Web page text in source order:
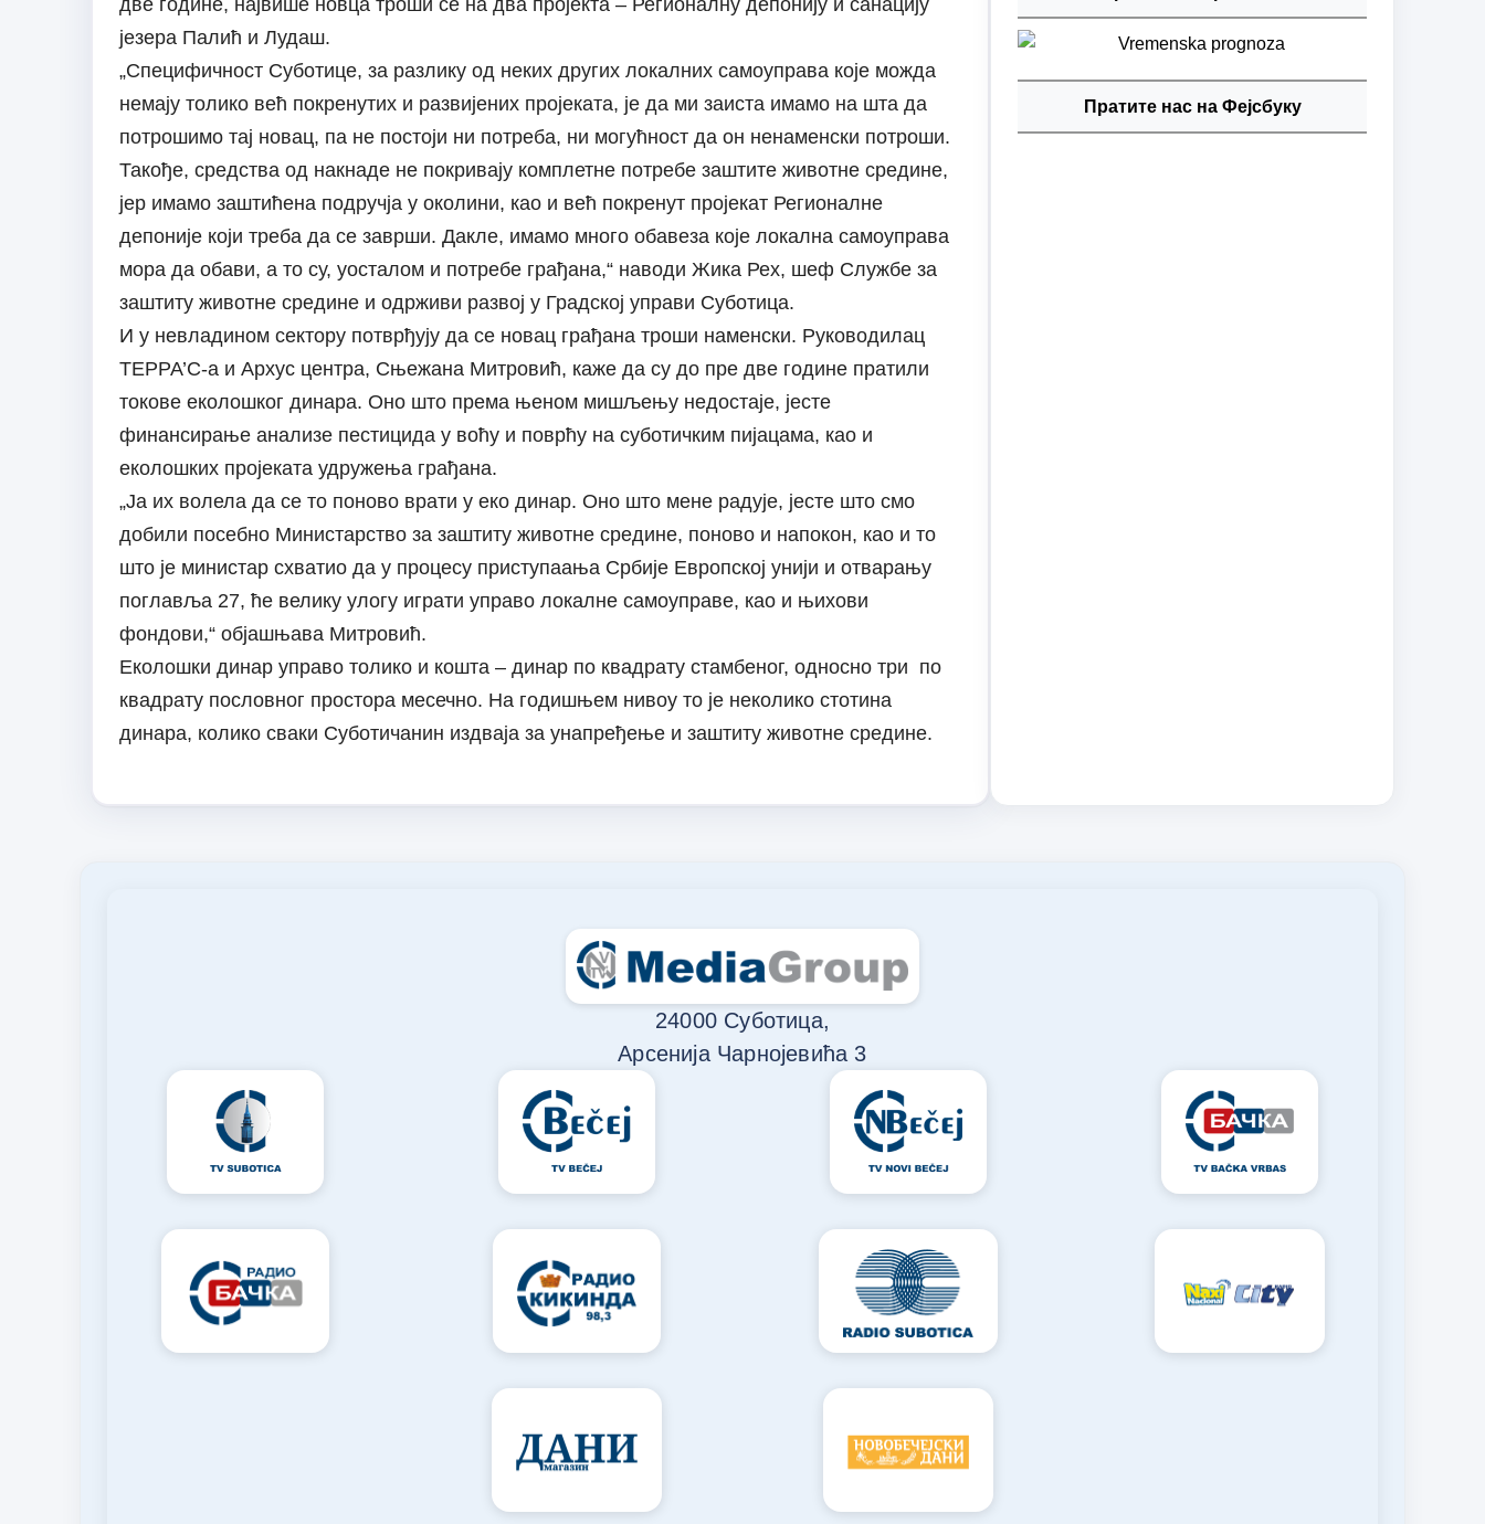
две године, највише новца троши се на два пројекта – Регионалну депонију и санацију
језера Палић и Лудаш.
„Специфичност Суботице, за разлику од неких других локалних самоуправа које можда
немају толико већ покренутих и развијених пројеката, је да ми заиста имамо на шта да
потрошимо тај новац, па не постоји ни потреба, ни могућност да он ненаменски потроши.
Такође, средства од накнаде не покривају комплетне потребе заштите животне средине,
јер имамо заштићена подручја у околини, као и већ покренут пројекат Регионалне
депоније који треба да се заврши. Дакле, имамо много обавеза које локална самоуправа
мора да обави, а то су, уосталом и потребе грађана,“ наводи Жика Рех, шеф Службе за
заштиту животне средине и одрживи развој у Градској управи Суботица.
И у невладином сектору потврђују да се новац грађана троши наменски. Руководилац
ТЕРРА’С-а и Архус центра, Сњежана Митровић, каже да су до пре две године пратили
токове еколошког динара. Оно што према њеном мишљењу недостаје, јесте
финансирање анализе пестицида у воћу и поврћу на суботичким пијацама, као и
еколошких пројеката удружења грађана.
„Ја их волела да се то поново врати у еко динар. Оно што мене радује, јесте што смо
добили посебно Министарство за заштиту животне средине, поново и напокон, као и то
што је министар схватио да у процесу приступаања Србије Европској унији и отварању
поглавља 27, ће велику улогу играти управо локалне самоуправе, као и њихови
фондови,“ објашњава Митровић.
Еколошки динар управо толико и кошта – динар по квадрату стамбеног, односно три по
квадрату пословног простора месечно. На годишњем нивоу то је неколико стотина
динара, колико сваки Суботичанин издваја за унапређење и заштиту животне средине.
Пратите нас на Фејсбуку
24000 Суботица,
Арсенија Чарнојевића 3